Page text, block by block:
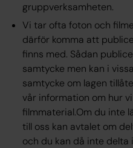
gruppverksamheten.
Vi tar ofta foton och
därför komma att
finns med. Sådan
samtycke men kan i
samtycke om lagen
vår information om hur
filmmaterial.Om du inte
till oss kan avtalet om
och du kan då inte delta